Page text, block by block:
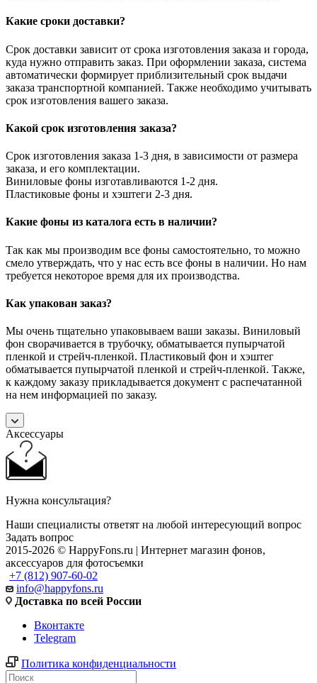
Какие сроки доставки?
Срок доставки зависит от срока изготовления заказа и города,
куда нужно отправить заказ. При оформлении заказа, система
автоматически формирует приблизительный срок выдачи
заказа транспортной компанией. Также необходимо учитывать
срок изготовления вашего заказа.
Какой срок изготовления заказа?
Срок изготовления заказа 1-3 дня, в зависимости от размера
заказа, и его комплектации.
Виниловые фоны изготавливаются 1-2 дня.
Пластиковые фоны и хэштеги 2-3 дня.
Какие фоны из каталога есть в наличии?
Так как мы производим все фоны самостоятельно, то можно
смело утверждать, что у нас есть все фоны в наличии. Но нам
требуется некоторое время для их производства.
Как упакован заказ?
Мы очень тщательно упаковываем ваши заказы. Виниловый
фон сворачивается в трубочку, обматывается пупырчатой
пленкой и стрейч-пленкой. Пластиковый фон и хэштег
обматывается пупырчатой пленкой и стрейч-пленкой. Также,
к каждому заказу прикладывается документ с распечатанной
на нем информацией по заказу.
Аксессуары
Нужна консультация?
Наши специалисты ответят на любой интересующий вопрос
Задать вопрос
2015-2026 © HappyFons.ru | Интернет магазин фонов,
аксессуаров для фотосъемки
+7 (812) 907-60-02
info@happyfons.ru
Доставка по всей России
Вконтакте
Telegram
Политика конфиденциальности